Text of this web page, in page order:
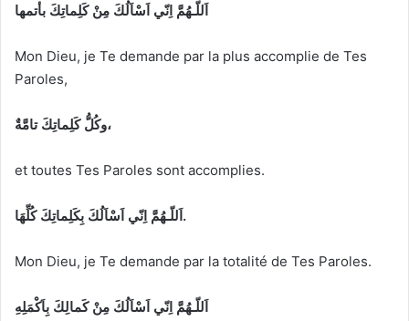
اَللّـهُمَّ اِنّي اَسْاَلُكَ مِنْ كَلِماتِكَ بأتمها
Mon Dieu, je Te demande par la plus accomplie de Tes
Paroles,
وكُلُّ كَلِماتِكَ تامَّةٌ،
et toutes Tes Paroles sont accomplies.
اَللّـهُمَّ اِنّي اَسْاَلُكَ بِكَلِماتِكَ كُلِّهَا.
Mon Dieu, je Te demande par la totalité de Tes Paroles.
اَللّـهُمَّ اِنّي اَسْاَلُكَ مِنْ كَمالِكَ بِاَكْمَلِهِ